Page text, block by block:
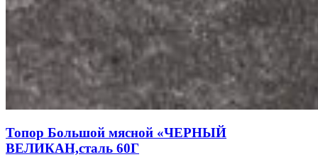
Топор Большой мясной «ЧЕРНЫЙ
ВЕЛИКАН,сталь 60Г